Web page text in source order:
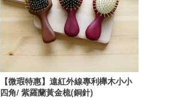
【微瑕特惠】遠紅外線專利櫸木小小
四角/ 紫羅蘭黃金梳(銅針)